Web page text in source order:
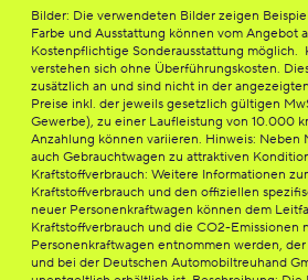
Bilder: Die verwendeten Bilder zeigen
Farbe und Ausstattung können vom Angebot
Kostenpflichtige Sonderausstattung möglich.
verstehen sich ohne Überführungskosten.
zusätzlich an und sind nicht in der
Preise inkl. der jeweils gesetzlich gültigen
Gewerbe), zu einer Laufleistung von 10.000
Anzahlung können variieren. Hinweis: Neben
auch Gebrauchtwagen zu attraktiven
Kraftstoffverbrauch: Weitere Informationen
Kraftstoffverbrauch und den offiziellen
neuer Personenkraftwagen können dem
Kraftstoffverbrauch und die CO2-Emissionen
Personenkraftwagen entnommen werden,
und bei der Deutschen Automobiltreuhand